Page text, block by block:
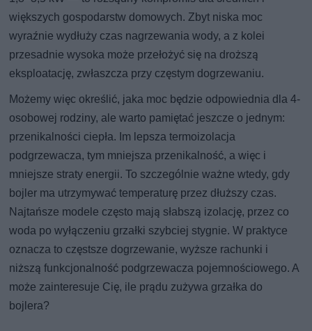
większych gospodarstw domowych. Zbyt niska moc
wyraźnie wydłuży czas nagrzewania wody, a z kolei
przesadnie wysoka może przełożyć się na droższą
eksploatację, zwłaszcza przy częstym dogrzewaniu.
Możemy więc określić, jaka moc będzie odpowiednia dla 4-
osobowej rodziny, ale warto pamiętać jeszcze o jednym:
przenikalności ciepła. Im lepsza termoizolacja
podgrzewacza, tym mniejsza przenikalność, a więc i
mniejsze straty energii. To szczególnie ważne wtedy, gdy
bojler ma utrzymywać temperaturę przez dłuższy czas.
Najtańsze modele często mają słabszą izolację, przez co
woda po wyłączeniu grzałki szybciej stygnie. W praktyce
oznacza to częstsze dogrzewanie, wyższe rachunki i
niższą funkcjonalność podgrzewacza pojemnościowego. A
może zainteresuje Cię, ile prądu zużywa grzałka do
bojlera?